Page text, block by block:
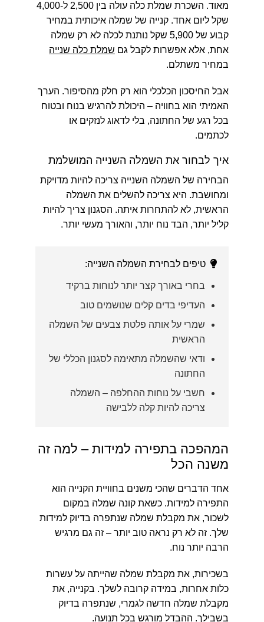
מאוד. השכרת שמלת כלה עולה בין
2,500 ל-4,000
שקל ליום אחד. קנייה של שמלה איכותית במחיר
קבוע של 5,900 שקל
נותנת לכלה לא רק שמלה
אחת, אלא אפשרות לקבל גם שמלת כלה שנייה
במחיר משתלם.
אבל החיסכון הכלכלי הוא רק חלק מהסיפור. הערך
האמיתי הוא בחוויה – היכולת להרגיש בנוח ובטוח
בכל רגע של החתונה, בלי לדאוג לנזקים או
לכתמים.
איך לבחור את השמלה השנייה המושלמת
הבחירה של השמלה השנייה צריכה להיות מדויקת
ומחושבת. היא צריכה להשלים את השמלה
הראשית, לא להתחרות איתה. הסגנון צריך להיות
קליל יותר, הבד נוח יותר, והאורך מעשי יותר.
טיפים לבחירת השמלה השנייה:
בחרי באורך קצר יותר לנוחות ברקיד
העדיפי בדים קלים שנושמים טוב
שמרי על אותה פלטת צבעים של השמלה
הראשית
ודאי שהשמלה מתאימה לסגנון הכללי של
החתונה
חשבי על נוחות ההחלפה – השמלה
צריכה להיות קלה ללבישה
המהפכה בתפירה למידות – למה זה
משנה הכל
אחד הדברים שהכי משנים בחוויית הקנייה הוא
התפירה למידות. כשאת קונה שמלה במקום
לשכור, את מקבלת שמלה שנתפרה בדיוק למידות
שלך. זה לא רק נראה טוב יותר – זה גם מרגיש
הרבה יותר נוח.
בשכירות, את מקבלת שמלה שהייתה על עשרות
כלות אחרות, במידה קרובה לשלך. בקנייה, את
מקבלת שמלה חדשה לגמרי, שנתפרה בדיוק
בשבילך. ההבדל מורגש בכל תנועה.